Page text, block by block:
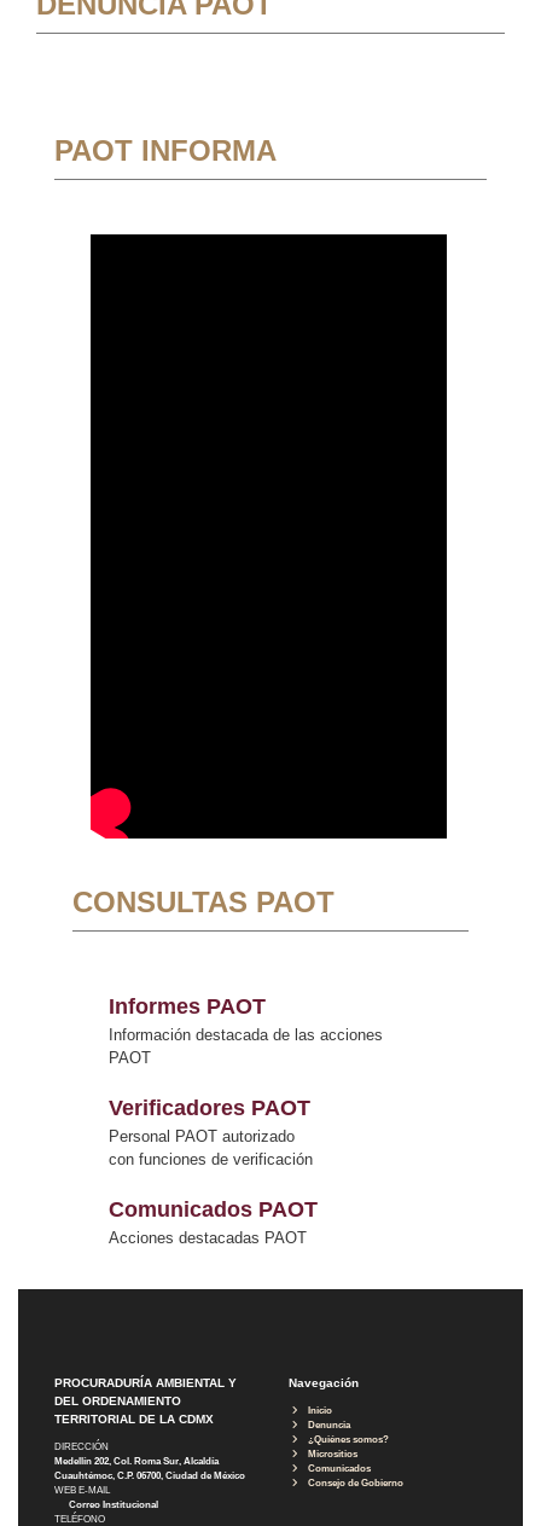
PAOT INFORMA
CONSULTAS PAOT
Informes PAOT
Información destacada de las acciones
PAOT
Verificadores PAOT
Personal PAOT autorizado
con funciones de verificación
Comunicados PAOT
Acciones destacadas PAOT
PROCURADURÍA AMBIENTAL Y
DEL ORDENAMIENTO
TERRITORIAL DE LA CDMX
DIRECCIÓN
Medellín 202, Col. Roma Sur, Alcaldía
Cuauhtémoc, C.P. 06700, Ciudad de México
WEB E-MAIL
Correo Institucional
TELÉFONO
Navegación
Inicio
Denuncia
¿Quiénes somos?
Micrositios
Comunicados
Consejo de Gobierno